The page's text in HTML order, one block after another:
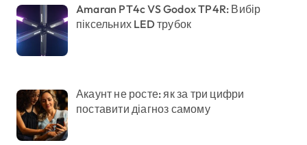
Amaran PT4c VS Godox TP4R: Вибір
піксельних LED трубок
Акаунт не росте: як за три цифри
поставити діагноз самому